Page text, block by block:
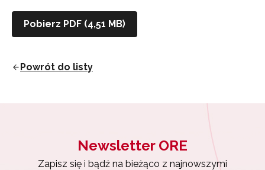
Pobierz PDF (4,51 MB)
Powrót do listy
Newsletter ORE
Zapisz się i bądź na bieżąco z najnowszymi
Newsletter ORE